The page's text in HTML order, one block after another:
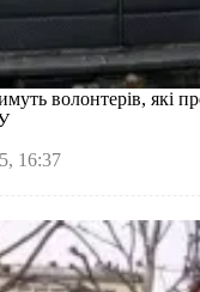
волонтерів, які
16:37